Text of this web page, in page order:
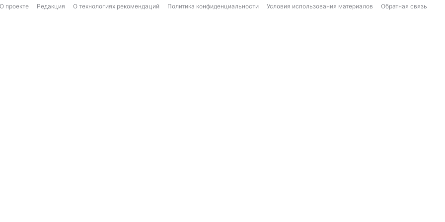
О проекте Редакция О технологиях рекомендаций Политика конфиденциальности Условия использования материалов Обратная связь